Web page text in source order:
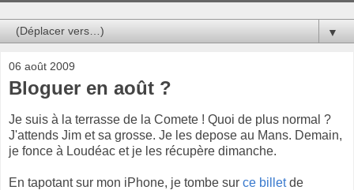
▼
06 août 2009
Bloguer en août ?
Je suis à la terrasse de la Comete ! Quoi de plus normal ?
J'attends Jim et sa grosse. Je les depose au Mans. Demain,
je fonce à Loudéac et je les récupère dimanche.
En tapotant sur mon iPhone, je tombe sur ce billetde